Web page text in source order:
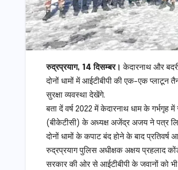
रुद्रप्रयाग, 14 दिसम्बर। केदारनाथ और
दोनों धामों में आईटीबीपी की एक-एक प्लाटून
सुरक्षा व्यवस्था देखेंगे.
बता दें वर्ष 2022 में केदारनाथ धाम के गर्भगृह
(बीकेटीसी) के अध्यक्ष अजेंद्र अजय ने पत्र
दोनों धामों के कपाट बंद होने के बाद प्रतिवर्ष
रुद्रप्रयाग पुलिस अधीक्षक अक्षय प्रहलाद
सरकार की ओर से आईटीबीपी के जवानों को भी